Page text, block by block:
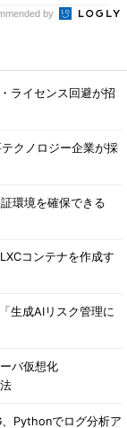
by
ライセンス回避が招
クノロジー企業が採
環境を確保できる
コンテナを作成す
生成AIリスク管理に
バ仮想化
Pythonでログ分析ア